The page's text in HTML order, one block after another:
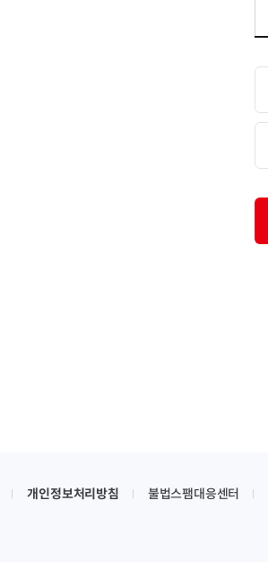
개인정보처리방침 불법스팸대응센터